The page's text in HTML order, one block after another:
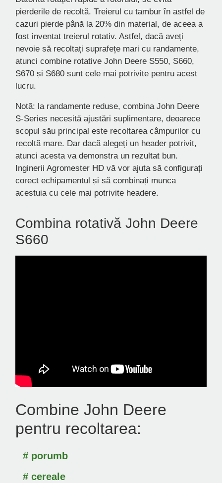
pierderile de recoltă. Treierul cu tambur în astfel de
cazuri pierde până la 20% din material, de aceea a
fost inventat treierul rotativ. Astfel, dacă aveți
nevoie să recoltați suprafețe mari cu randamente,
atunci combine rotative John Deere S550, S660,
S670 și S680 sunt cele mai potrivite pentru acest
lucru.
Notă: la randamente reduse, combina John Deere
S-Series necesită ajustări suplimentare, deoarece
scopul său principal este recoltarea câmpurilor cu
recoltă mare. Dar dacă alegeți un header potrivit,
atunci acesta va demonstra un rezultat bun.
Inginerii Agromester HD vă vor ajuta să configurați
corect echipamentul și să combinați munca
acestuia cu cele mai potrivite headere.
Combina rotativă John Deere
S660
Combine John Deere
pentru recoltarea:
# porumb
# cereale